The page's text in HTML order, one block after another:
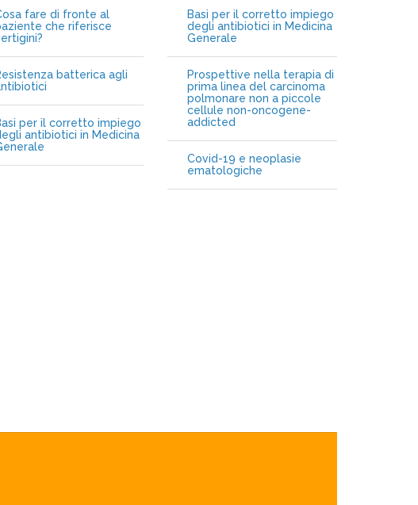
fare di fronte al
che riferisce
batterica agli
per il corretto impiego
antibiotici in Medicina
Basi per il corretto impiego
degli antibiotici in Medicina
Generale
Prospettive nella terapia di
prima linea del carcinoma
polmonare non a piccole
cellule non-oncogene-
addicted
Covid-19 e neoplasie
ematologiche